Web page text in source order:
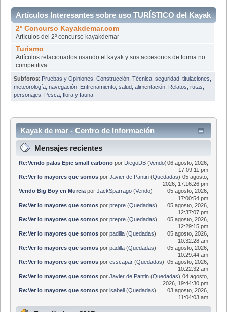
Artículos Interesantes sobre uso TURÍSTICO del Kayak
o para COMPETICIÓN
2º Concurso Kayakdemar.com
Artículos del 2º concurso kayakdemar
Turismo
Artículos relacionados usando el kayak y sus accesorios de forma no
competitiva.
Subforos: Pruebas y Opiniones Construcción Técnica, seguridad, titulaciones,
meteorología, navegación Entrenamiento, salud, alimentación Relatos, rutas,
personajes
Pesca, flora y fauna
Kayak de mar - Centro de Información
Mensajes recientes
Re:Vendo palas Epic small carbono por DiegoDB(Vendo)06 agosto, 2026,
17:09:11 pm
Re:Ver lo mayores que somospor Javier de Pantin(Quedadas) 05 agosto,
2026, 17:16:26 pm
Vendo Big Boy en Murciapor JackSparrago(Vendo)
05 agosto, 2026,
17:00:54 pm
Re:Ver lo mayores que somospor prepre(Quedadas)
05 agosto, 2026,
12:37:07 pm
Re:Ver lo mayores que somospor prepre(Quedadas)
05 agosto, 2026,
12:29:15 pm
Re:Ver lo mayores que somospor padilla(Quedadas)
05 agosto, 2026,
10:32:28 am
Re:Ver lo mayores que somospor padilla(Quedadas)
05 agosto, 2026,
10:29:44 am
Re:Ver lo mayores que somospor esscapar(Quedadas)
05 agosto, 2026,
10:22:32 am
Re:Ver lo mayores que somospor Javier de Pantin(Quedadas) 04 agosto,
2026, 19:44:30 pm
Re:Ver lo mayores que somospor isabell(Quedadas)
03 agosto, 2026,
11:04:03 am